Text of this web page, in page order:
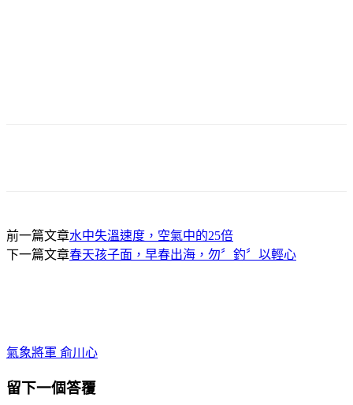
前一篇文章水中失溫速度，空氣中的25倍
下一篇文章春天孩子面，早春出海，勿〞釣〞以輕心
氣象將軍 俞川心
留下一個答覆